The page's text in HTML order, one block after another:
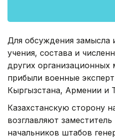
Для обсуждения замысла
учения, состава и
других
прибыли военные
Кыргызстана, Армении и
Казахстанскую сторону
возглавляют
начальников штабов